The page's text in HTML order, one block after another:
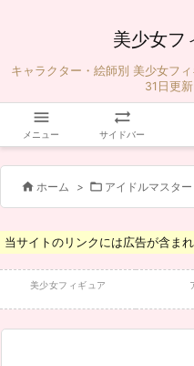
美少女フ
キャラクター・絵師別 美少女フ
31日更新

メニュー

サイドバー
 ホーム >  アイドルマスター
当サイトのリンクには広告が含ま
美少女フィギュア